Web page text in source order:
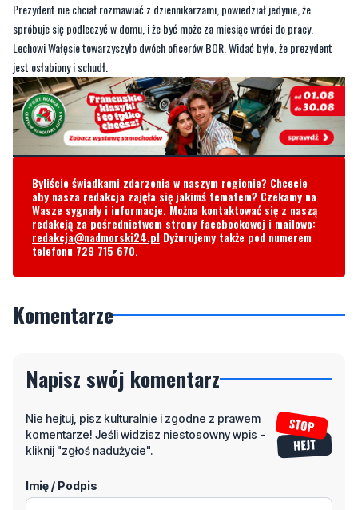
Prezydent nie chciał rozmawiać z dziennikarzami, powiedział jedynie, że
spróbuje się podleczyć w domu, i że być może za miesiąc wróci do pracy.
Lechowi Wałęsie towarzyszyło dwóch oficerów BOR. Widać było, że prezydent
jest osłabiony i schudł.
Byliście świadkami zdarzenia w naszym regionie? Chcecie
aby nasza redakcja zajęła się jakimś tematem? Czekamy na
Wasze sygnały i informacje. Można kontaktować się z naszą
redakcją za pośrednictwem strony facebookowej i mailowo:
redakcja@nadmorski24.pl Dyżurujemy także pod numerem
telefonu 729 715 670.
Komentarze
Napisz swój komentarz
Nie hejtuj, pisz kulturalnie i zgodne z prawem
komentarze! Jeśli widzisz niestosowny wpis -
kliknij "zgłoś nadużycie".
Imię / Podpis